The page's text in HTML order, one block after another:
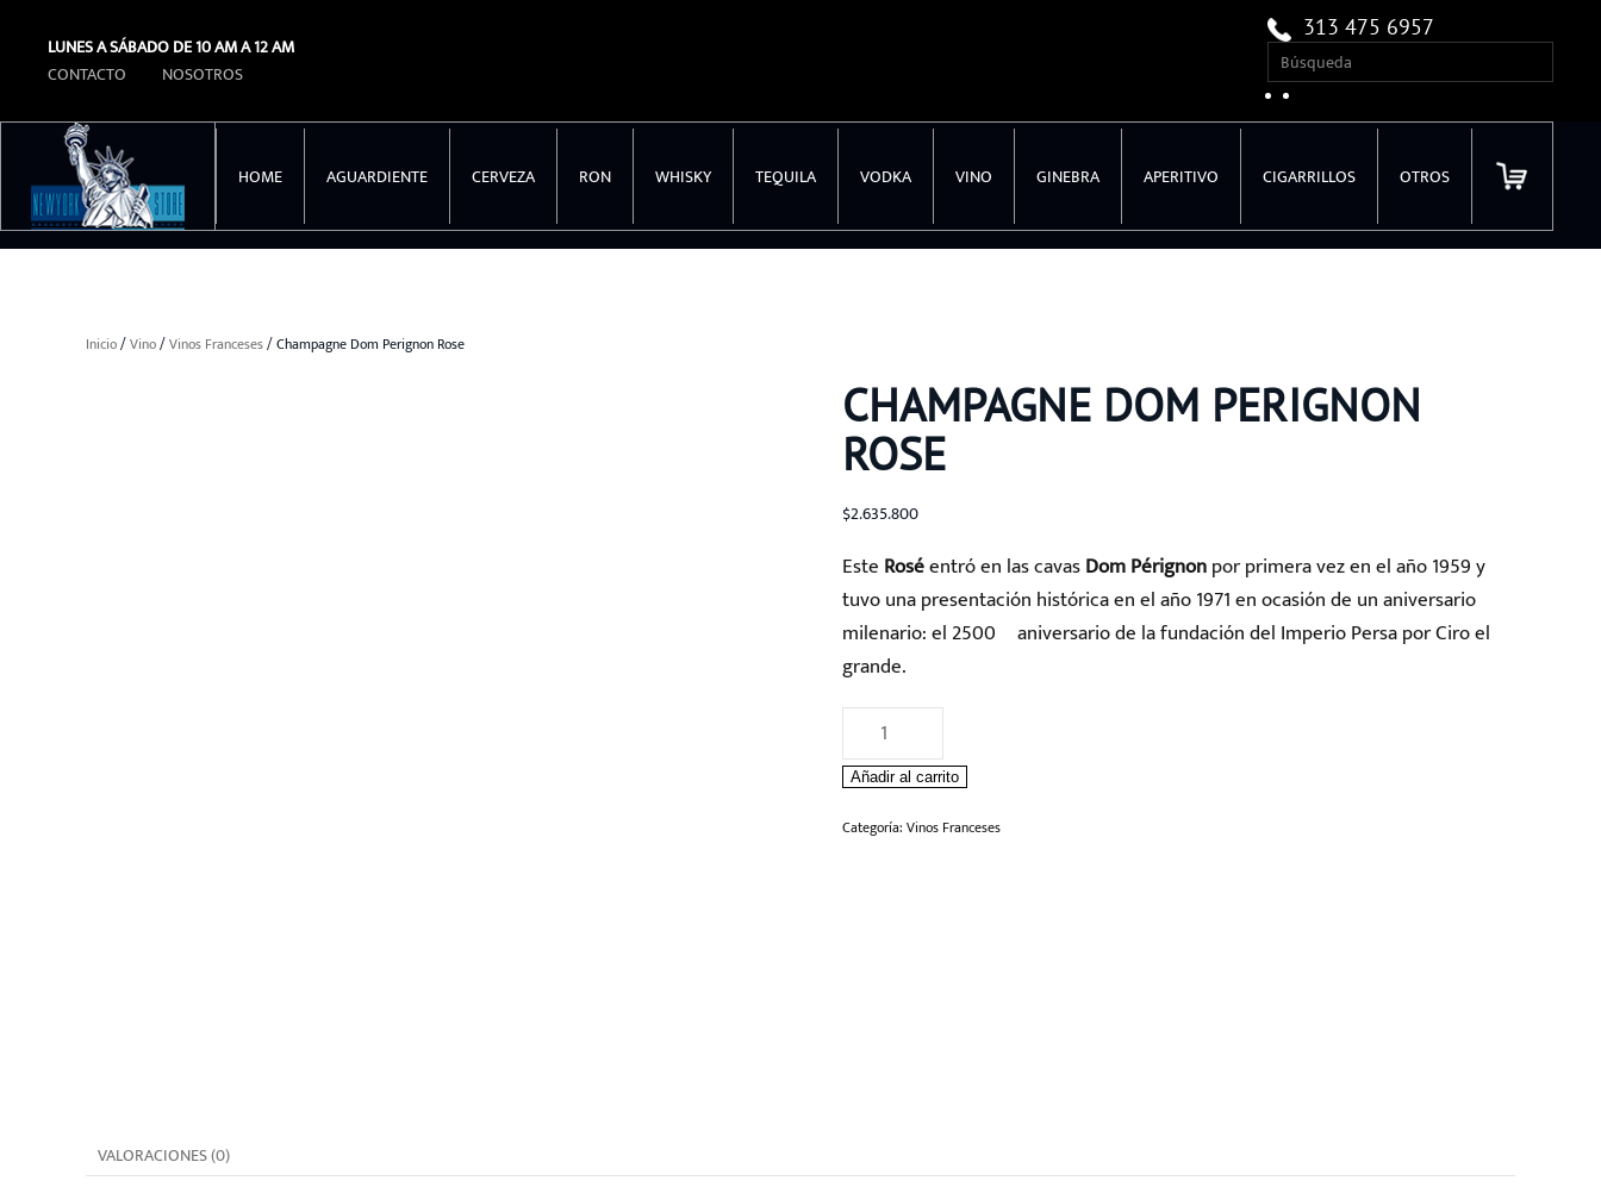
Ir al contenido principal
LUNES A SÁBADO DE 10 AM A 12 AM
CONTACTO
NOSOTROS
313 475 6957
HOME AGUARDIENTE CERVEZA RON WHISKY TEQUILA VODKA VINO GINEBRA APERITIVO CIGARRILLOS OTROS
Inicio/Vino/Vinos Franceses/ Champagne Dom Perignon Rose
CHAMPAGNE DOM PERIGNON
ROSE
$2.635.800
Este Roséentró en las cavasDom Pérignonpor primera vez en el año 1959 y
tuvo una presentación histórica en el año 1971 en ocasión de un aniversario
milenario: el 2500º aniversario de la fundación del Imperio Persa por Ciro el
grande.
Champagne
Dom
Perignon
Rose
Añadir al carrito
Categoría: Vinos Franceses
VALORACIONES (0)